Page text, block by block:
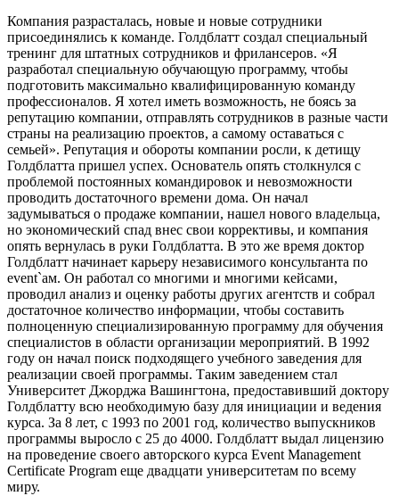
Компания разрасталась, новые и новые сотрудники
присоединялись к команде. Голдблатт создал специальный
тренинг для штатных сотрудников и фрилансеров. «Я
разработал специальную обучающую программу, чтобы
подготовить максимально квалифицированную команду
профессионалов. Я хотел иметь возможность, не боясь за
репутацию компании, отправлять сотрудников в разные части
страны на реализацию проектов, а самому оставаться с
семьей». Репутация и обороты компании росли, к детищу
Голдблатта пришел успех. Основатель опять столкнулся с
проблемой постоянных командировок и невозможности
проводить достаточного времени дома. Он начал
задумываться о продаже компании, нашел нового владельца,
но экономический спад внес свои коррективы, и компания
опять вернулась в руки Голдблатта. В это же время доктор
Голдблатт начинает карьеру независимого консультанта по
event`ам. Он работал со многими и многими кейсами,
проводил анализ и оценку работы других агентств и собрал
достаточное количество информации, чтобы составить
полноценную специализированную программу для обучения
специалистов в области организации мероприятий. В 1992
году он начал поиск подходящего учебного заведения для
реализации своей программы. Таким заведением стал
Университет Джорджа Вашингтона, предоставивший доктору
Голдблатту всю необходимую базу для инициации и ведения
курса. За 8 лет, с 1993 по 2001 год, количество выпускников
программы выросло с 25 до 4000. Голдблатт выдал лицензию
на проведение своего авторского курса Event Management
Certificate Program еще двадцати университетам по всему
миру.